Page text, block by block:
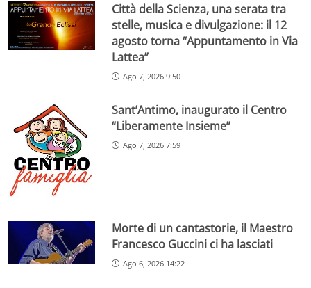
Città della Scienza, una serata tra
stelle, musica e divulgazione: il 12
agosto torna “Appuntamento in Via
Lattea”
Ago 7, 2026 9:50
Sant’Antimo, inaugurato il Centro
“Liberamente Insieme”
Ago 7, 2026 7:59
Morte di un cantastorie, il Maestro
Francesco Guccini ci ha lasciati
Ago 6, 2026 14:22